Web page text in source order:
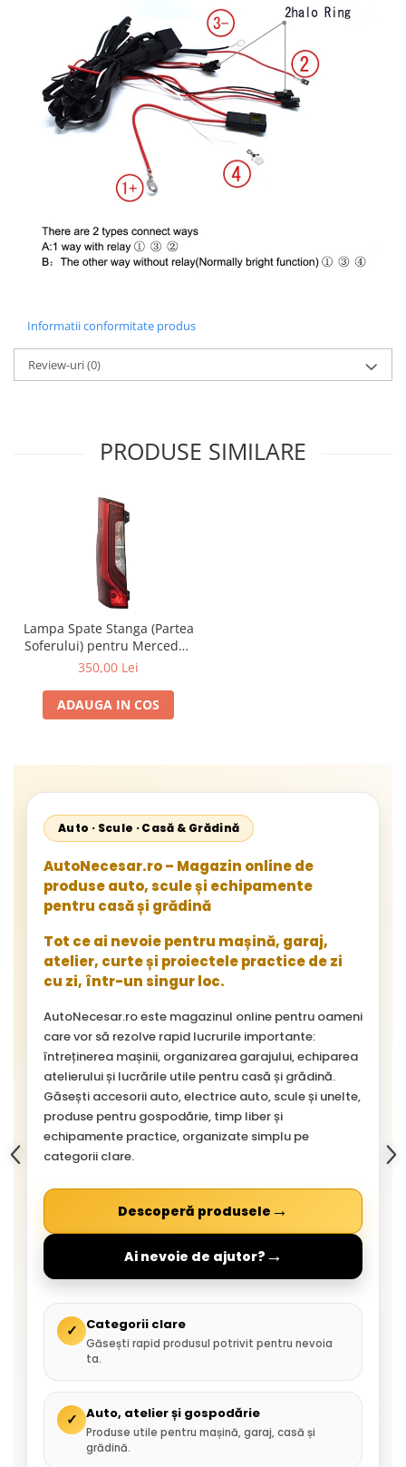
Informatii conformitate produs
Review-uri(0)
PRODUSE SIMILARE
Lampa Spate Stanga (Partea
Soferului) pentru Mercedes
Sprinter W907 / W910 (An
Becuri, PJ Calitate Similara
cu Originalul, Omologare E-
350,00 Lei
ADAUGA IN COS
Auto · Scule · Casă & Grădină
AutoNecesar.ro – Magazin online de
produse auto, scule și echipamente
pentru casă și grădină
Tot ce ai nevoie pentru mașină, garaj,
atelier, curte și proiectele practice de zi
cu zi, într-un singur loc.
AutoNecesar.ro este magazinul online pentru oameni
care vor să rezolve rapid lucrurile importante:
întreținerea mașinii, organizarea garajului, echiparea
atelierului și lucrările utile pentru casă și grădină.
Găsești accesorii auto, electrice auto, scule și unelte,
produse pentru gospodărie, timp liber și
echipamente practice, organizate simplu pe
categorii clare.
Descoperă produsele →
Ai nevoie de ajutor? →
✓ Categorii clare
Găsești rapid produsul potrivit pentru nevoia
ta.
✓ Auto, atelier și gospodărie
Produse utile pentru mașină, garaj, casă și
grădină.